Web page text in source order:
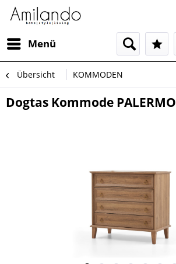
Menü
Übersicht KOMMODEN
Dogtas Kommode PALERMO